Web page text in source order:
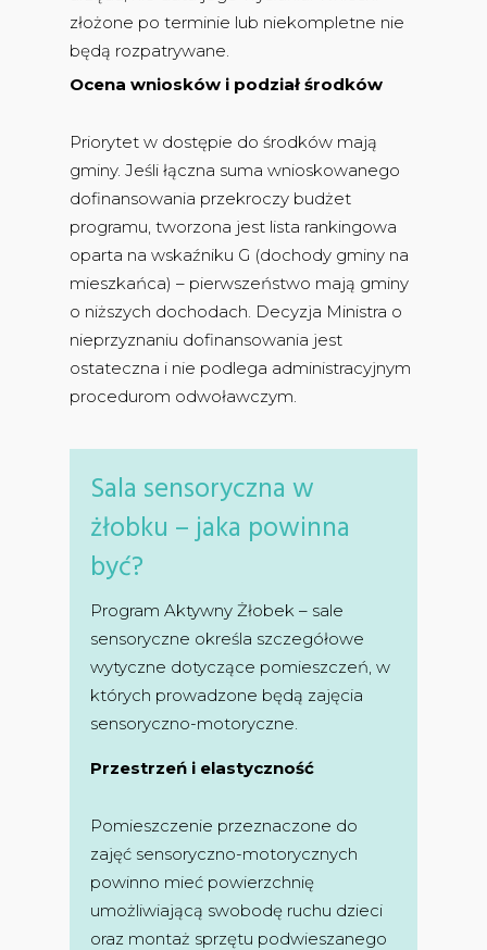
złożone po terminie lub niekompletne nie
będą rozpatrywane.
Ocena wniosków i podział środków
Priorytet w dostępie do środków mają
gminy. Jeśli łączna suma wnioskowanego
dofinansowania przekroczy budżet
programu, tworzona jest lista rankingowa
oparta na wskaźniku G (dochody gminy na
mieszkańca) – pierwszeństwo mają gminy
o niższych dochodach. Decyzja Ministra o
nieprzyznaniu dofinansowania jest
ostateczna i nie podlega administracyjnym
procedurom odwoławczym.
Sala sensoryczna w
żłobku – jaka powinna
być?
Program Aktywny Żłobek – sale
sensoryczne określa szczegółowe
wytyczne dotyczące pomieszczeń, w
których prowadzone będą zajęcia
sensoryczno-motoryczne.
Przestrzeń i elastyczność
Pomieszczenie przeznaczone do
zajęć sensoryczno-motorycznych
powinno mieć powierzchnię
umożliwiającą swobodę ruchu dzieci
oraz montaż sprzętu podwieszanego